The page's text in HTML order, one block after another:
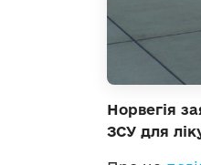
Норвегія
ЗСУ для